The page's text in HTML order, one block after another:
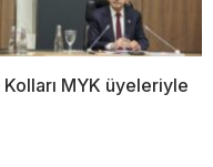
MYK üyeleriyle